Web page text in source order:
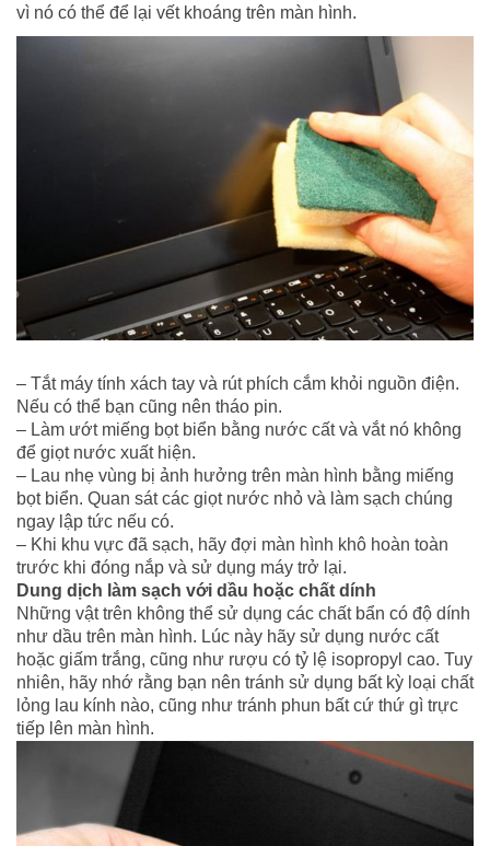
vì nó có thể để lại vết khoáng trên màn hình.
– Tắt máy tính xách tay và rút phích cắm khỏi nguồn điện.
Nếu có thể bạn cũng nên tháo pin.
– Làm ướt miếng bọt biển bằng nước cất và vắt nó không
để giọt nước xuất hiện.
– Lau nhẹ vùng bị ảnh hưởng trên màn hình bằng miếng
bọt biển. Quan sát các giọt nước nhỏ và làm sạch chúng
ngay lập tức nếu có.
– Khi khu vực đã sạch, hãy đợi màn hình khô hoàn toàn
trước khi đóng nắp và sử dụng máy trở lại.
Dung dịch làm sạch với dầu hoặc chất dính
Những vật trên không thể sử dụng các chất bẩn có độ dính
như dầu trên màn hình. Lúc này hãy sử dụng nước cất
hoặc giấm trắng, cũng như rượu có tỷ lệ isopropyl cao. Tuy
nhiên, hãy nhớ rằng bạn nên tránh sử dụng bất kỳ loại chất
lỏng lau kính nào, cũng như tránh phun bất cứ thứ gì trực
tiếp lên màn hình.